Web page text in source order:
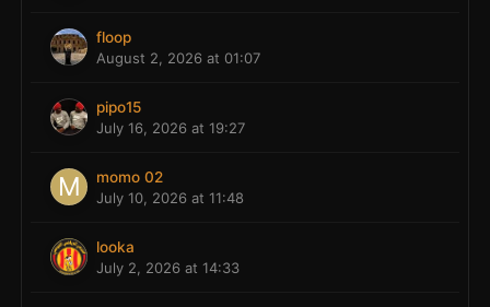
floop
August 2, 2026 at 01:07
pipo15
July 16, 2026 at 19:27
momo 02
July 10, 2026 at 11:48
looka
July 2, 2026 at 14:33